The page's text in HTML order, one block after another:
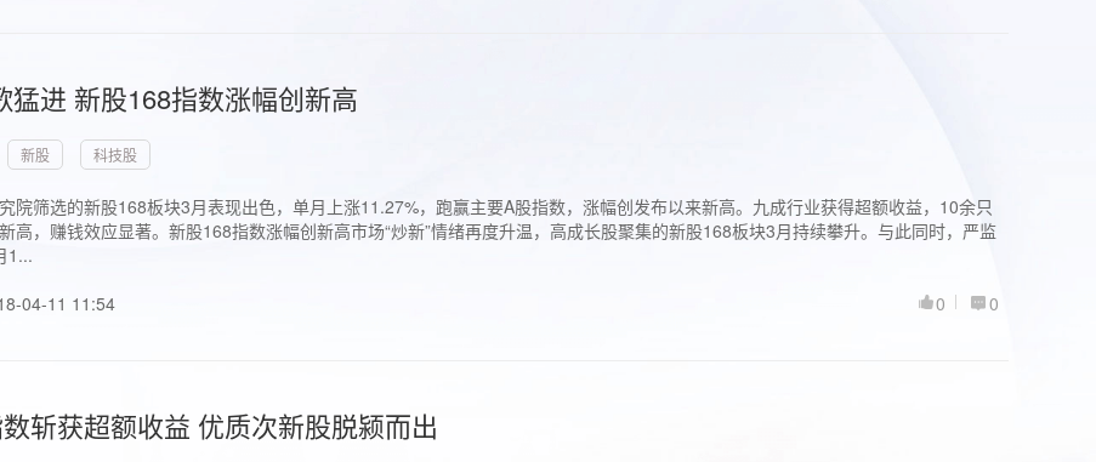
猛进 新股168指数涨幅创新高
新股 科技股
院筛选的新股168板块3月表现出色，单月上涨11.27%，跑赢主要A股指数，涨幅创发布以来新高。九成行业获得超额收益，10余只
高，赚钱效应显著。新股168指数涨幅创新高市场“炒新”情绪再度升温，高成长股聚集的新股168板块3月持续攀升。与此同时，严监
1...
04-11 11:54 0
0
斩获超额收益 优质次新股脱颍而出